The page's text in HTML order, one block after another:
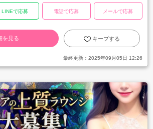
LINEで応募 電話で応募 メールで応募
を見る キープする
最終更新： 2025年09月05日 12:26